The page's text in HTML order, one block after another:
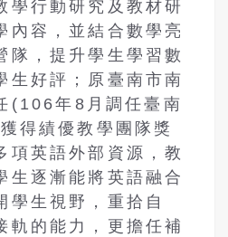
學行動研究及教材研
內容，並結合數學亮
隊，提升學生學習數
生好評；原臺南市南
(106年 8 月調任臺南
得績優教學團隊獎
項英語外部資源，教
生逐漸能將英語融合
學生視野，重拾自
軌的能力，更擔任補